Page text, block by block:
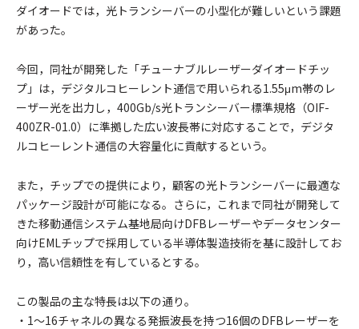
ダイオードでは，光トランシーバーの小型化が難しいという課題
があった。
今回，同社が開発した「チューナブルレーザーダイオードチッ
プ」は，デジタルコヒーレント通信で用いられる1.55μm帯のレ
ーザー光を出力し，400Gb/s光トランシーバー標準規格（OIF-
400ZR-01.0）に準拠した広い波長帯に対応することで，デジタ
ルコヒーレント通信の大容量化に貢献するという。
また，チップでの提供により，顧客の光トランシーバーに最適な
パッケージ設計が可能になる。さらに，これまで同社が開発して
きた移動通信システム基地局向けDFBレーザーやデータセンター
向けEMLチップで採用している半導体製造技術を基に設計してお
り，高い信頼性を有しているとする。
この製品の主な特長は以下の通り。
・1～16チャネルの異なる発振波長を持つ16個のDFBレーザーを